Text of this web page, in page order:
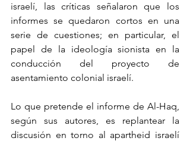
israelí, las críticas señalaron que los
informes se quedaron cortos en una
serie de cuestiones; en particular, el
papel de la ideología sionista en la
conducción del proyecto de
asentamiento colonial israelí.
Lo que pretende el informe de Al-Haq,
según sus autores, es replantear la
discusión en torno al apartheid israelí